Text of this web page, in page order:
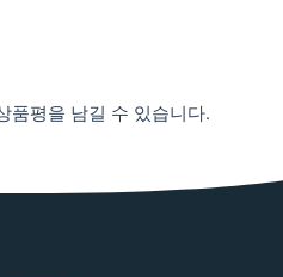
품평을 남길 수 있습니다.